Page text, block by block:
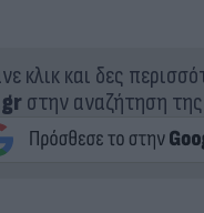
κλικ και δες
στην αναζήτηση της